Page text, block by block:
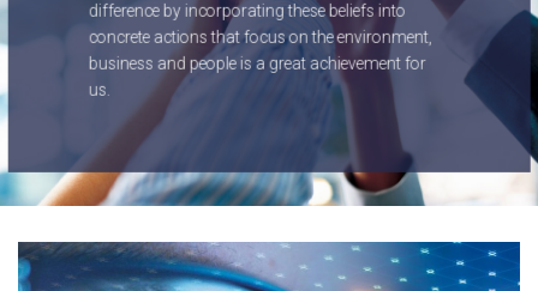
difference by incorporating these beliefs into
concrete actions that focus on the environment,
business and people is a great achievement for
us.